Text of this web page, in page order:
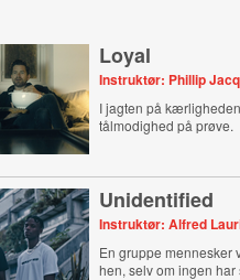
Loyal
Instruktør: Phillip
I jagten på
tålmodighed på prøve.
Unidentified
Instruktør: Alfred
En gruppe mennesker
hen, selv om ingen har